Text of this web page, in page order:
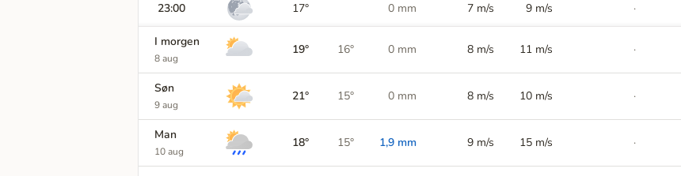
23:00 17° 0 mm 7 m/s 9 m/s ·
I morgen
8 aug
19° 16° 0 mm 8 m/s 11 m/s ·
Søn
9 aug
21° 15° 0 mm 8 m/s 10 m/s ·
Man
10 aug
18° 15° 1,9 mm 9 m/s 15 m/s ·